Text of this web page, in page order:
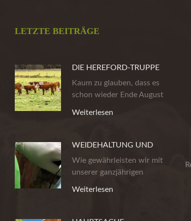
LETZTE BEITRÄGE
DIE HEREFORD-TRUPPE
AUS DER HEIDE
Kaum zu glauben, dass es
schon wieder Ende August
Weiterlesen
WEIDEHALTUNG UND
PRODUKTSICHERHEIT
Wie gewährleisten wir mit
unserer ganzjährigen
Weiterlesen